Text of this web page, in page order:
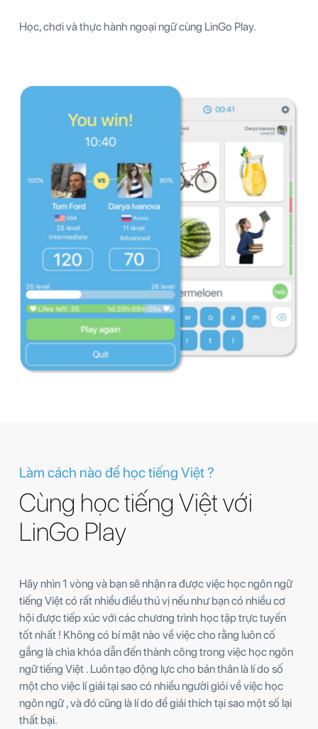
Học, chơi và thực hành ngoại ngữ cùng LinGo Play.
Làm cách nào để học tiếng Việt ?
Cùng học tiếng Việt với
LinGo Play
Hãy nhìn 1 vòng và bạn sẽ nhận ra được việc học ngôn ngữ
tiếng Việt có rất nhiều điều thú vị nếu như bạn có nhiều cơ
hội được tiếp xúc với các chương trình học tập trực tuyến
tốt nhất ! Không có bí mật nào về việc cho rằng luôn cố
gắng là chìa khóa dẫn đến thành công trong việc học ngôn
ngữ tiếng Việt . Luôn tạo động lực cho bản thân là lí do số
một cho việc lí giải tại sao có nhiều người giỏi về việc học
ngôn ngữ , và đó cũng là lí do để giải thích tại sao một số lại
thất bại.